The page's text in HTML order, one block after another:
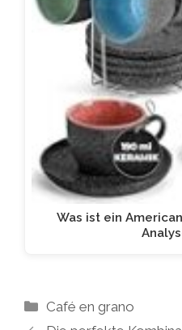
Was ist ein
Kategorien
Café en grano